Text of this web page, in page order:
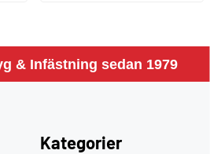
& Infästning sedan 1979
Kategorier